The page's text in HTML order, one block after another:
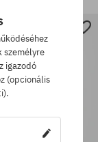
személyre
igazodó
(opcionális